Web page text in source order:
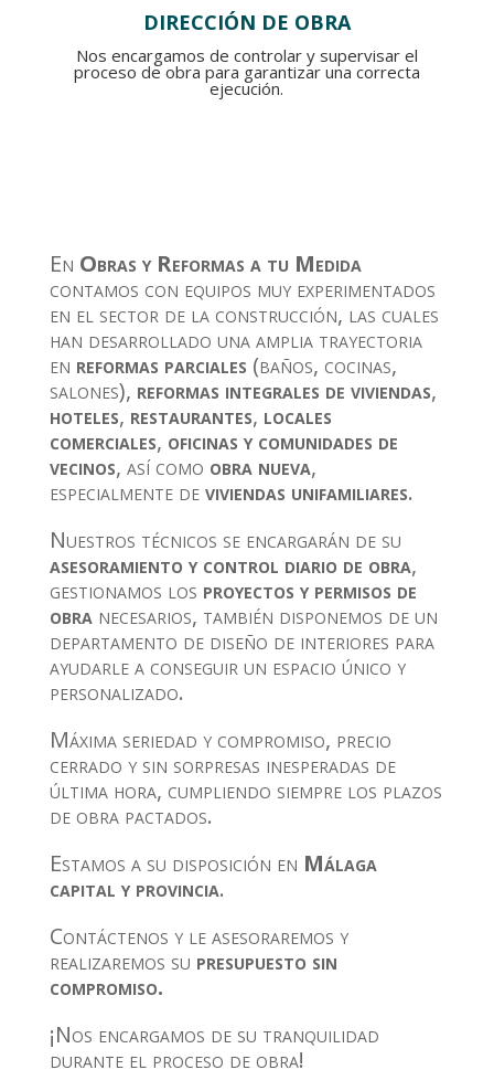
DIRECCIÓN DE OBRA
Nos encargamos de controlar y supervisar el
proceso de obra para garantizar una correcta
ejecución.
En Obras y Reformas a tu Medida
contamos con equipos muy experimentados
en el sector de la construcción, las cuales
han desarrollado una amplia trayectoria
en reformas parciales (baños, cocinas,
salones), reformas integrales de viviendas,
hoteles, restaurantes, locales
comerciales, oficinas y comunidades de
vecinos, así como obra nueva,
especialmente deviviendas unifamiliares.
Nuestros técnicos se encargarán de su
asesoramiento y control diario de obra,
gestionamos los proyectos y permisos de
obranecesarios, también disponemos de un
departamento de diseño de interiores para
ayudarle a conseguir un espacio único y
personalizado.
Máxima seriedad y compromiso, precio
cerrado y sin sorpresas inesperadas de
última hora, cumpliendo siempre los plazos
de obra pactados.
Estamos a su disposición en Málaga
capital y provincia.
Contáctenos y le asesoraremos y
realizaremos su presupuesto sin
compromiso.
¡Nos encargamos de su tranquilidad
durante el proceso de obra!